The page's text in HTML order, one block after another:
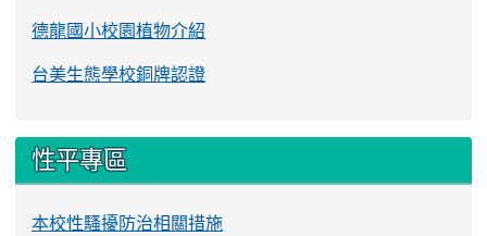
德龍國小校園植物介紹
台美生態學校銅牌認證
性平專區
本校性騷擾防治相關措施